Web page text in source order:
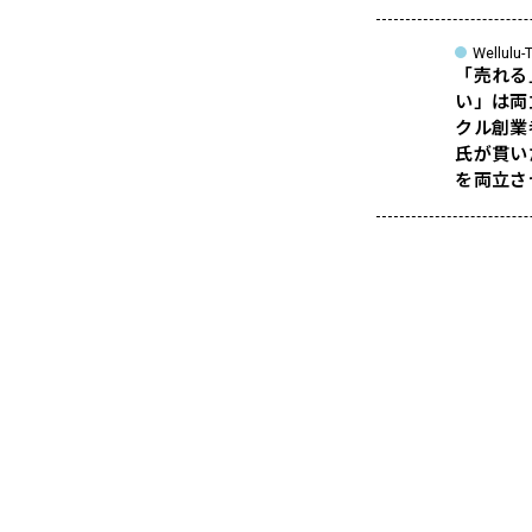
Wellulu-
「売れ
い」は
クル創
氏が貫
を両立